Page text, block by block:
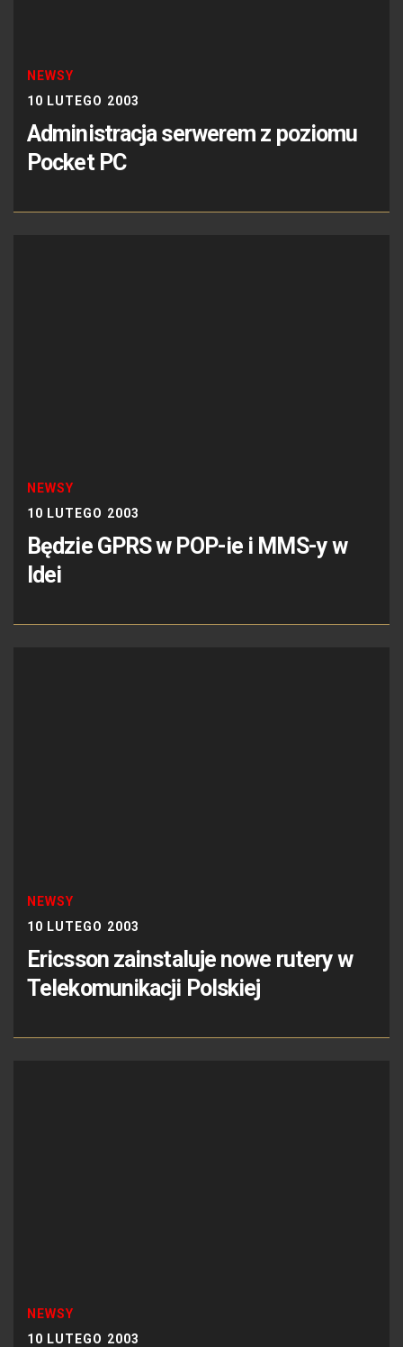
NEWSY
10 LUTEGO 2003
Administracja serwerem z poziomu
Pocket PC
NEWSY
10 LUTEGO 2003
Będzie GPRS w POP-ie i MMS-y w
Idei
NEWSY
10 LUTEGO 2003
Ericsson zainstaluje nowe rutery w
Telekomunikacji Polskiej
NEWSY
10 LUTEGO 2003